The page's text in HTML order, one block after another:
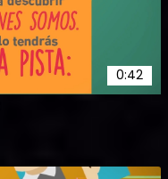
0:42